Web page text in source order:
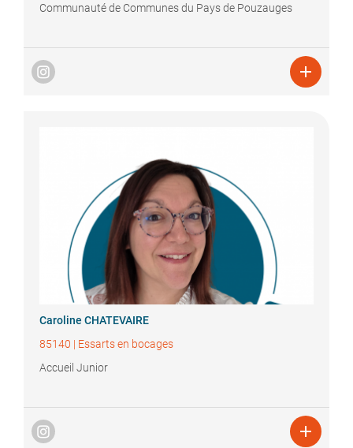
Communauté de Communes du Pays de Pouzauges

Caroline CHATEVAIRE
85140 | Essarts en bocages
Accueil Junior
